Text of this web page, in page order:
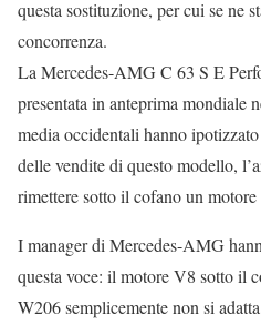
questa sostituzione, per cui se ne
concorrenza.
La Mercedes-AMG C 63 S E
presentata in anteprima mondiale
media occidentali hanno
delle vendite di questo modello,
rimettere sotto il cofano un
I manager di Mercedes-AMG
questa voce: il motore V8 sotto il
W206 semplicemente non si